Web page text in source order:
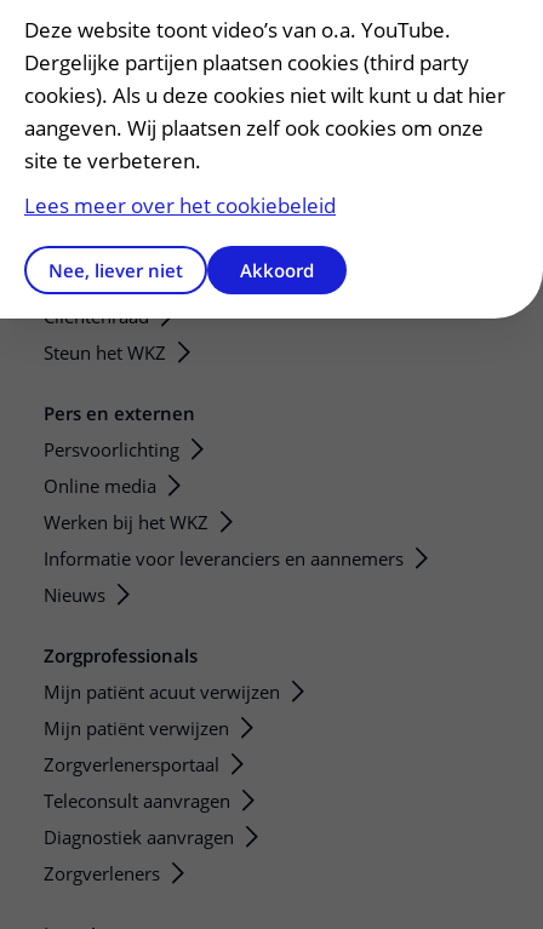
Patiëntenservice
Regels en rechten
Meedoen aan wetenschappelijk onderzoek
Samenwerken met patiënten
Clientenraad
Steun het WKZ
Pers en externen
Persvoorlichting
Online media
Werken bij het WKZ
Informatie voor leveranciers en aannemers
Nieuws
Zorgprofessionals
Mijn patiënt acuut verwijzen
Mijn patiënt verwijzen
Zorgverlenersportaal
Teleconsult aanvragen
Diagnostiek aanvragen
Zorgverleners
Deze website toont video’s van o.a. YouTube.
Dergelijke partijen plaatsen cookies (third party
cookies). Als u deze cookies niet wilt kunt u dat hier
aangeven. Wij plaatsen zelf ook cookies om onze
site te verbeteren.
Lees meer over het cookiebeleid
Nee, liever niet Akkoord